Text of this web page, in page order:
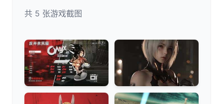
共 5 张游戏截图